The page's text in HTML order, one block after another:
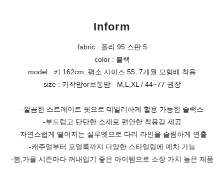
Inform
fabric : 폴리 95 스판 5
color : 블랙
model : 키 162cm, 평소 사이즈 55, 7개월 모형배 착용
size : 키작맘or보통맘 - M,L,XL / 44~77 권장
-깔끔한 스트레이트 핏으로 데일리하게 활용 가능한 슬랙스
-부드럽고 탄탄한 소재로 편안한 착용감 제공
-자연스럽게 떨어지는 실루엣으로 다리 라인을 슬림하게 연출
-캐주얼부터 포멀룩까지 다양한 스타일링에 매치 가능
-봄,가을 시즌마다 꺼내입기 좋은 아이템으로 소장 가치 높은 제품